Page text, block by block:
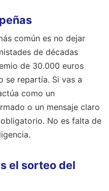
común es no dejar
de décadas
de 30.000 euros
se repartía. Si vas a
como un
o un mensaje claro
No es falta de
el sorteo del